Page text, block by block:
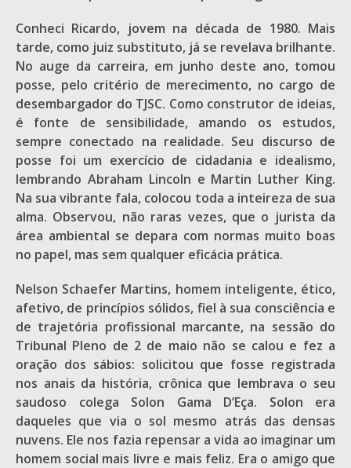
Conheci Ricardo, jovem na década de 1980. Mais
tarde, como juiz substituto, já se revelava brilhante.
No auge da carreira, em junho deste ano, tomou
posse, pelo critério de merecimento, no cargo de
desembargador do TJSC. Como construtor de ideias,
é fonte de sensibilidade, amando os estudos,
sempre conectado na realidade. Seu discurso de
posse foi um exercício de cidadania e idealismo,
lembrando Abraham Lincoln e Martin Luther King.
Na sua vibrante fala, colocou toda a inteireza de sua
alma. Observou, não raras vezes, que o jurista da
área ambiental se depara com normas muito boas
no papel, mas sem qualquer eficácia prática.
Nelson Schaefer Martins, homem inteligente, ético,
afetivo, de princípios sólidos, fiel à sua consciência e
de trajetória profissional marcante, na sessão do
Tribunal Pleno de 2 de maio não se calou e fez a
oração dos sábios: solicitou que fosse registrada
nos anais da história, crônica que lembrava o seu
saudoso colega Solon Gama D’Eça. Solon era
daqueles que via o sol mesmo atrás das densas
nuvens. Ele nos fazia repensar a vida ao imaginar um
homem social mais livre e mais feliz. Era o amigo que